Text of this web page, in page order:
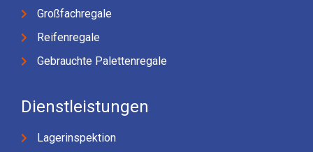
Großfachregale
Reifenregale
Gebrauchte Palettenregale
Dienstleistungen
Lagerinspektion